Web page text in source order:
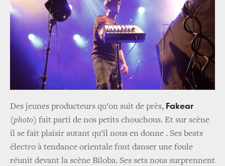
Des jeunes producteurs qu’on suit de près, Fakear
(photo) fait parti de nos petits chouchous. Et sur scène
il se fait plaisir autant qu’il nous en donne . Ses beats
électro à tendance orientale font danser une foule
réunit devant la scène Biloba. Ses sets nous surprennent